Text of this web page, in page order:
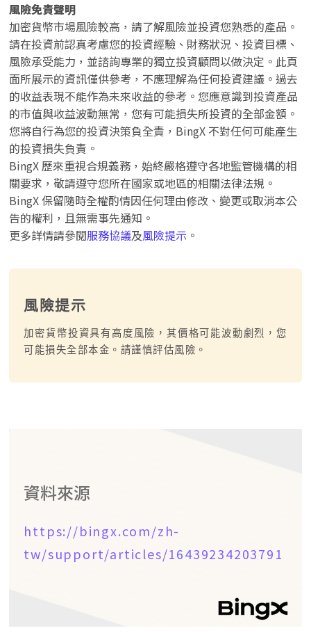
風險免責聲明
加密貨幣市場風險較高，請了解風險並投資您熟悉的產品。
請在投資前認真考慮您的投資經驗、財務狀況、投資目標、
風險承受能力，並諮詢專業的獨立投資顧問以做決定。此頁
面所展示的資訊僅供參考，不應理解為任何投資建議。過去
的收益表現不能作為未來收益的參考。您應意識到投資產品
的市值與收益波動無常，您有可能損失所投資的全部金額。
您將自行為您的投資決策負全責，BingX 不對任何可能產生
的投資損失負責。
BingX 歷來重視合規義務，始終嚴格遵守各地監管機構的相
關要求，敬請遵守您所在國家或地區的相關法律法規。
BingX 保留隨時全權酌情因任何理由修改、變更或取消本公
告的權利，且無需事先通知。
更多詳情請參閱服務協議及風險提示 。
風險提示
加密貨幣投資具有高度風險，其價格可能波動劇烈，您
可能損失全部本金。請謹慎評估風險。
資料來源
https://bingx.com/zh-
tw/support/articles/16439234203791